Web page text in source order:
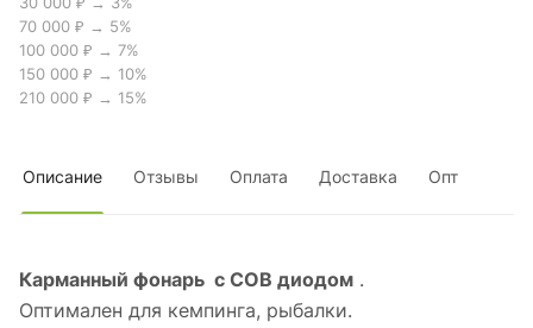
70 000 ₽ → 5%
100 000 ₽ → 7%
150 000 ₽ → 10%
210 000 ₽ → 15%
Описание Отзывы Оплата Доставка Опт
Карманный фонарь с COB диодом .
Оптимален для кемпинга, рыбалки.